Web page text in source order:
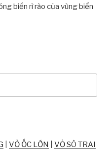
biển rì rào của vùng biển
VỎ ỐC LỚN
VỎ SÒ TRAI